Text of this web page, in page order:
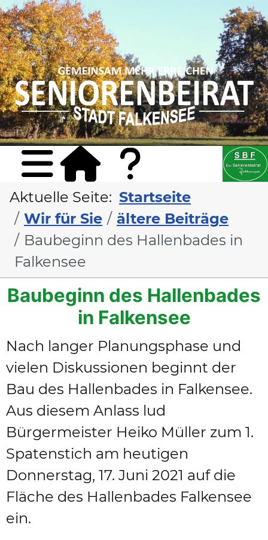
Aktuelle Seite: Startseite
Wir für Sie
ältere Beiträge
Baubeginn des Hallenbades in
Falkensee
Baubeginn des Hallenbades
in Falkensee
Nach langer Planungsphase und
vielen Diskussionen beginnt der
Bau des Hallenbades in Falkensee.
Aus diesem Anlass lud
Bürgermeister Heiko Müller zum 1.
Spatenstich am heutigen
Donnerstag, 17. Juni 2021 auf die
Fläche des Hallenbades Falkensee
ein.